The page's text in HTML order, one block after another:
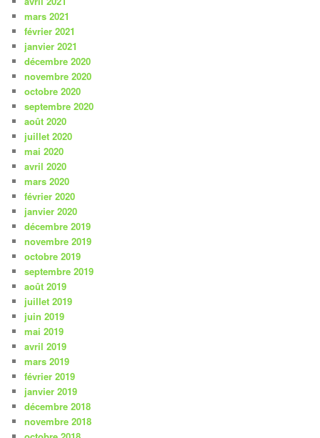
mars 2021
février 2021
janvier 2021
décembre 2020
novembre 2020
octobre 2020
septembre 2020
août 2020
juillet 2020
mai 2020
avril 2020
mars 2020
février 2020
janvier 2020
décembre 2019
novembre 2019
octobre 2019
septembre 2019
août 2019
juillet 2019
juin 2019
mai 2019
avril 2019
mars 2019
février 2019
janvier 2019
décembre 2018
novembre 2018